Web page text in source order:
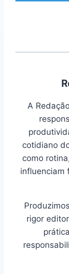
A
cotidiano
como
influenciam
rigor